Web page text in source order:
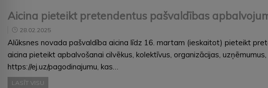
Aicina pieteikt pretendentus pašvaldības
28.02.2025
Alūksnes novada pašvaldība aicina līdz 16. martam (ieskaitot) pieteikt
aicina pieteikt apbalvošanai cilvēkus, kolektīvus, organizācijas,
https://ej.uz/pagodinajumu, kas…
LASĪT VISU